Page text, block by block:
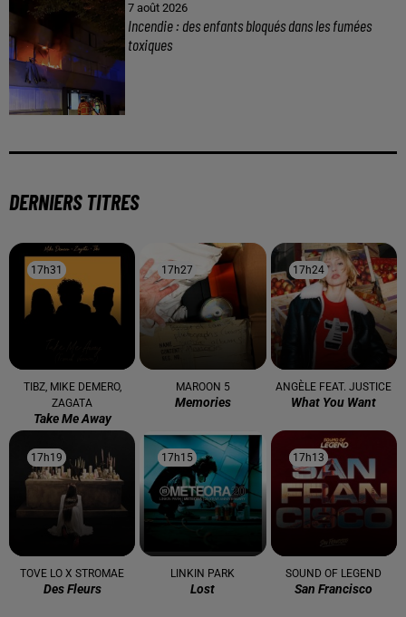
7 août 2026
Incendie : des enfants bloqués dans les fumées
toxiques
DERNIERS TITRES
17h31
17h31
TIBZ, MIKE DEMERO,
ZAGATA
Take Me Away
17h27
17h27
MAROON 5
Memories
17h24
17h24
ANGÈLE FEAT. JUSTICE
What You Want
17h19
17h19
TOVE LO X STROMAE
Des Fleurs
17h15
17h15
LINKIN PARK
Lost
17h13
17h13
SOUND OF LEGEND
San Francisco